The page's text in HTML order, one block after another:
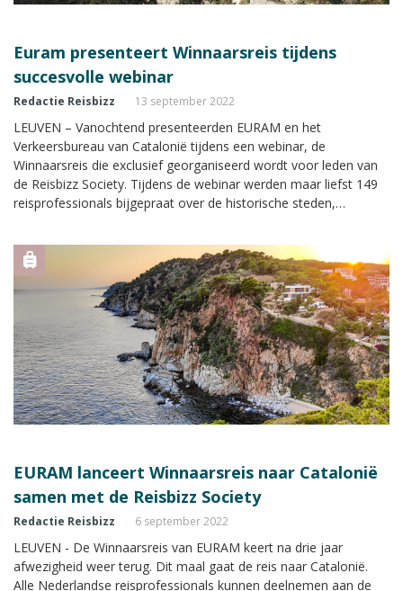
Euram presenteert Winnaarsreis tijdens
succesvolle webinar
Redactie Reisbizz 13 september 2022
LEUVEN – Vanochtend presenteerden EURAM en het
Verkeersbureau van Catalonië tijdens een webinar, de
Winnaarsreis die exclusief georganiseerd wordt voor leden van
de Reisbizz Society. Tijdens de webinar werden maar liefst 149
reisprofessionals bijgepraat over de historische steden,
schilderachtige bergdorpjes.
EURAM lanceert Winnaarsreis naar Catalonië
samen met de Reisbizz Society
Redactie Reisbizz 6 september 2022
LEUVEN - De Winnaarsreis van EURAM keert na drie jaar
afwezigheid weer terug. Dit maal gaat de reis naar Catalonië.
Alle Nederlandse reisprofessionals kunnen deelnemen aan de